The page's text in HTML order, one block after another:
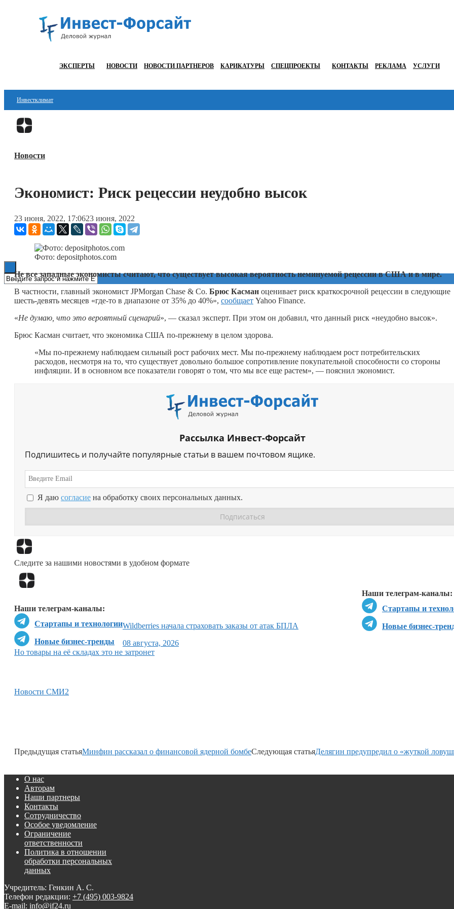
ЭКСПЕРТЫ НОВОСТИ НОВОСТИ ПАРТНЕРОВ КАРИКАТУРЫ СПЕЦПРОЕКТЫ КОНТАКТЫ РЕКЛАМА УСЛУГИ
Инвестклимат
Финансы
Блокчейн
ESG
Новости
Экономист: Риск рецессии неудобно высок
23 июня, 2022, 17:0623 июня, 2022
Фото: depositphotos.com
Не все западные экономисты считают, что существует высокая вероятность неминуемой рецессии в США и в мире.
В частности, главный экономист JPMorgan Chase & Co. Брюс Касман оценивает риск краткосрочной рецессии в следующие
шесть-девять месяцев «где-то в диапазоне от 35% до 40%», сообщает Yahoo Finance.
«Не думаю, что это вероятный сценарий», — сказал эксперт. При этом он добавил, что данный риск «неудобно высок».
Брюс Касман считает, что экономика США по-прежнему в целом здорова.
«Мы по-прежнему наблюдаем сильный рост рабочих мест. Мы по-прежнему наблюдаем рост потребительских
расходов, несмотря на то, что существует довольно большое сопротивление покупательной способности со стороны
инфляции. И в основном все показатели говорят о том, что мы все еще растем», — пояснил экономист.
Рассылка Инвест-Форсайт
Подпишитесь и получайте популярные статьи в вашем почтовом ящике.
Я даю согласие на обработку своих персональных данных.
Следите за нашими новостями в удобном формате
Наши телеграм-каналы:
Стартапы и
Новые бизнес-
Наши телеграм-каналы:
Стартапы и технологии
Новые бизнес-тренды
Wildberries начала страховать заказы от атак БПЛА
08 августа, 2026
Но товары на её складах это не затронет
Новости СМИ2
Предыдущая статьяМинфин рассказал о финансовой ядерной бомбеСледующая статьяДелягин предупредил о «жуткой
О нас
Авторам
Наши партнеры
Контакты
Сотрудничество
Особое уведомление
Ограничение
ответственности
Политика в отношении
обработки персональных
данных
Учредитель: Генкин А. С.
Телефон редакции: +7 (495) 003-9824
E-mail: info@if24.ru